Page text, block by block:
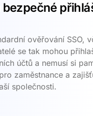
bezpečné
ověřování SSO,
se tak mohou
účtů a nemusí si
zaměstnance a
společnosti.